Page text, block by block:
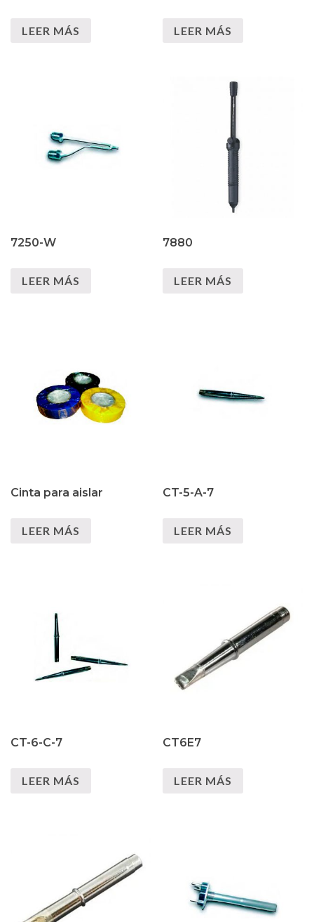
LEER MÁS LEER MÁS
7250-W
LEER MÁS
7880
LEER MÁS
Cinta para aislar
LEER MÁS
CT-5-A-7
LEER MÁS
CT-6-C-7
LEER MÁS
CT6E7
LEER MÁS